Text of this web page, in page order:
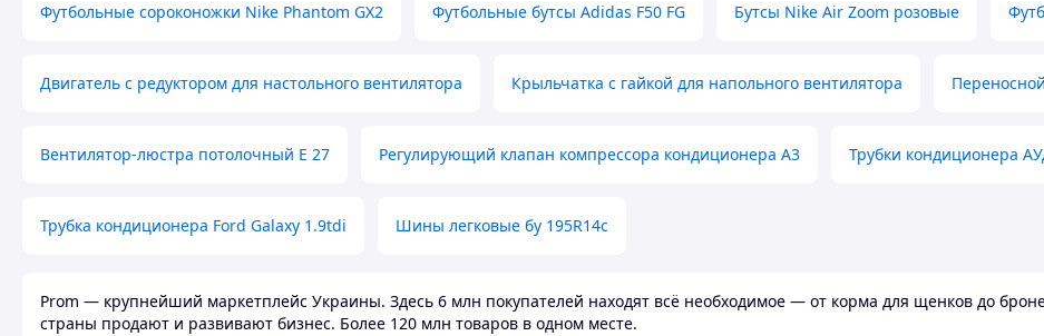
Футбольные сороконожки Nike Phantom GX2 Футбольные бутсы Adidas F50 FG Бутсы Nike Air Zoom розовые
Двигатель с редуктором для настольного вентилятора Крыльчатка с гайкой для напольного вентилятора
Вентилятор-люстра потолочный E 27 Регулирующий клапан компрессора кондиционера А3 Трубки кондиционера
Трубка кондиционера Ford Galaxy 1.9tdi Шины легковые бу 195R14c
Prom — крупнейший маркетплейс Украины. Здесь 6 млн покупателей находят всё необходимое — от корма для щенков до
страны продают и развивают бизнес. Более 120 млн товаров в одном месте.